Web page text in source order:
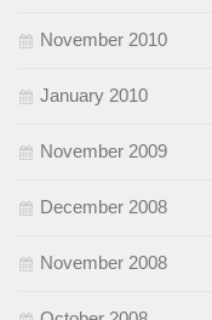
November 2010
January 2010
November 2009
December 2008
November 2008